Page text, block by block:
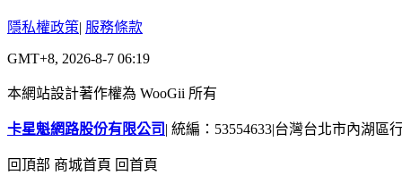
隱私權政策| 服務條款
GMT+8, 2026-8-7 06:19
本網站設計著作權為 WooGii 所有
卡星魁網路股份有限公司 | 統編：53554633|台灣台北市內湖區
回頂部 商城首頁 回首頁